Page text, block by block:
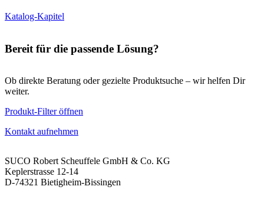
Katalog-Kapitel
Bereit für die passende Lösung?
Ob direkte Beratung oder gezielte Produktsuche – wir helfen Dir
weiter.
Produkt-Filter öffnen
Kontakt aufnehmen
SUCO Robert Scheuffele GmbH & Co. KG
Keplerstrasse 12-14
D-74321 Bietigheim-Bissingen